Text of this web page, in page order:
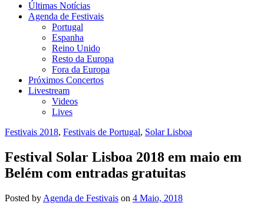
Últimas Notícias
Agenda de Festivais
Portugal
Espanha
Reino Unido
Resto da Europa
Fora da Europa
Próximos Concertos
Livestream
Videos
Lives
Festivais 2018, Festivais de Portugal, Solar Lisboa
Festival Solar Lisboa 2018 em maio em
Belém com entradas gratuitas
Posted by Agenda de Festivais on 4 Maio, 2018